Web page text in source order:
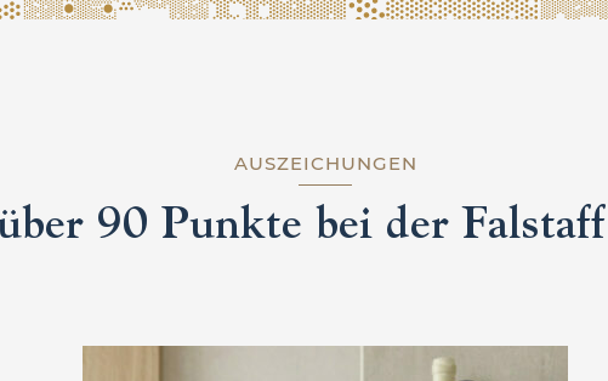
AUSZEICHUNGEN
90 Punkte bei der